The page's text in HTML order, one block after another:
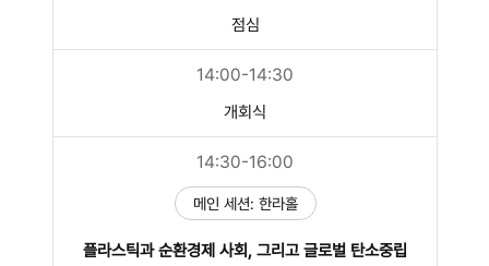
점심
14:00-14:30
개회식
14:30-16:00
메인 세션: 한라홀
플라스틱과 순환경제 사회, 그리고 글로벌 탄소중립